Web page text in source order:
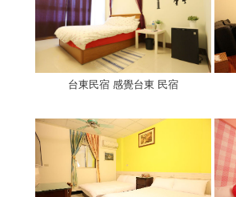
台東民宿 感覺台東 民宿